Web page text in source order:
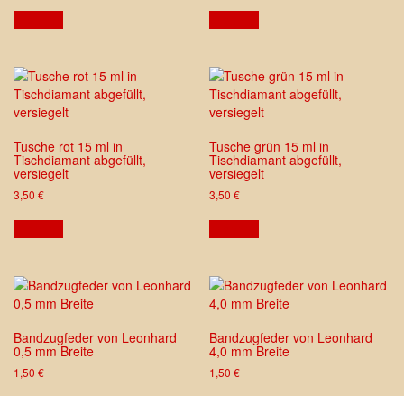
Tusche rot 15 ml in
Tischdiamant abgefüllt,
versiegelt
3,50 €
Tusche grün 15 ml in
Tischdiamant abgefüllt,
versiegelt
3,50€
Bandzugfeder von Leonhard
0,5 mm Breite
1,50 €
Bandzugfeder von Leonhard
4,0 mm Breite
1,50€